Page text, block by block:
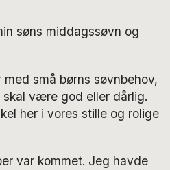
søns middagssøvn og
små børns søvnbehov,
være god eller dårlig.
her i vores stille og rolige
var kommet. Jeg havde